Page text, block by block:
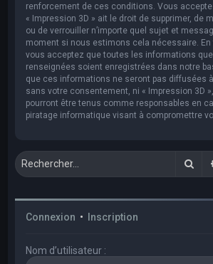
renforcement de ces conditions. Vous
« Impression 3D » ait le droit de supprimer, de
ou de verrouiller n’importe quel sujet et
moment si nous estimons cela nécessaire. En
vous acceptez que toutes les informations
renseignées soient enregistrées dans notre
que ces informations ne seront pas diffusées
sans votre consentement, ni « Impression 3D
pourront être tenus comme responsables en
piratage informatique visant à compromettre
Connexion • Inscription
Nom d’utilisateur :